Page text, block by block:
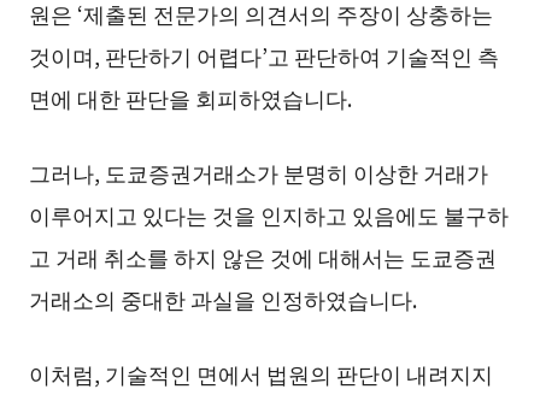
원은 ‘제출된 전문가의 의견서의 주장이 상충하는
것이며, 판단하기 어렵다’고 판단하여 기술적인 측
면에 대한 판단을 회피하였습니다.
그러나, 도쿄증권거래소가 분명히 이상한 거래가
이루어지고 있다는 것을 인지하고 있음에도 불구하
고 거래 취소를 하지 않은 것에 대해서는 도쿄증권
거래소의 중대한 과실을 인정하였습니다.
이처럼, 기술적인 면에서 법원의 판단이 내려지지